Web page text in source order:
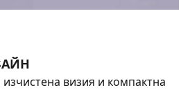
визия и компактна